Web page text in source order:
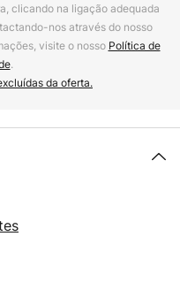
clicando na ligação adequada
nos através do nosso
visite o nosso Política de
.
da oferta.